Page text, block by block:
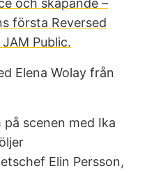
och skapande –
första Reversed
Public.
Elena Wolay från
scenen med Ika
Elin Persson,